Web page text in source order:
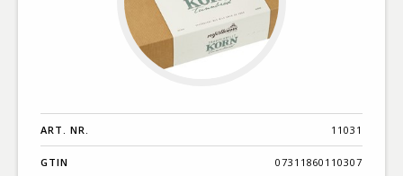
ART. NR. 11031
GTIN 07311860110307